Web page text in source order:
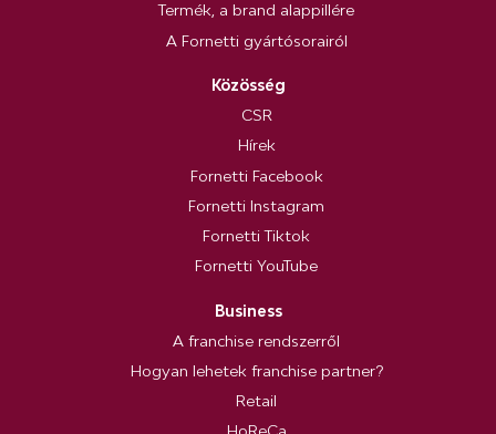
Termék, a brand alappillére
A Fornetti gyártósorairól
Közösség
CSR
Hírek
Fornetti Facebook
Fornetti Instagram
Fornetti Tiktok
Fornetti YouTube
Business
A franchise rendszerről
Hogyan lehetek franchise partner?
Retail